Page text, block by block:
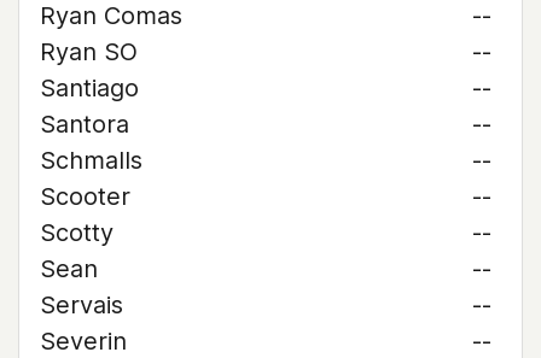
Ryan Comas
--
Ryan SO
--
Santiago
--
Santora
--
Schmalls
--
Scooter
--
Scotty
--
Sean
--
Servais
--
Severin
--